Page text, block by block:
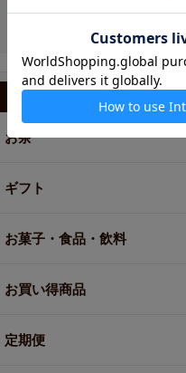
カテゴリから選ぶ
お茶
ギフト
お菓子・食品・飲料
お買い得商品
定期便